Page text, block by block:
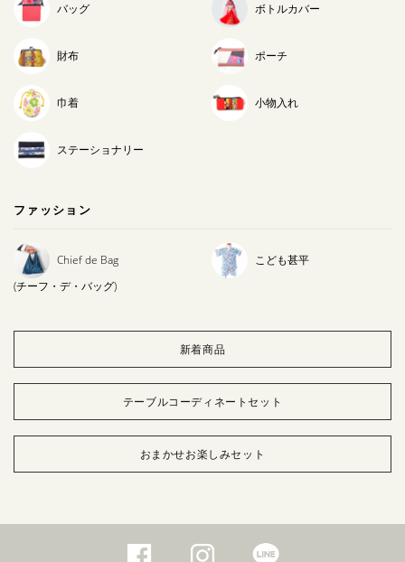
バッグ ボトルカバー
財布 ポーチ
巾着 小物入れ
ステーショナリー
ファッション
Chief de Bag
(チーフ・デ・バッグ)
こども甚平
新着商品
テーブルコーディネートセット
おまかせお楽しみセット